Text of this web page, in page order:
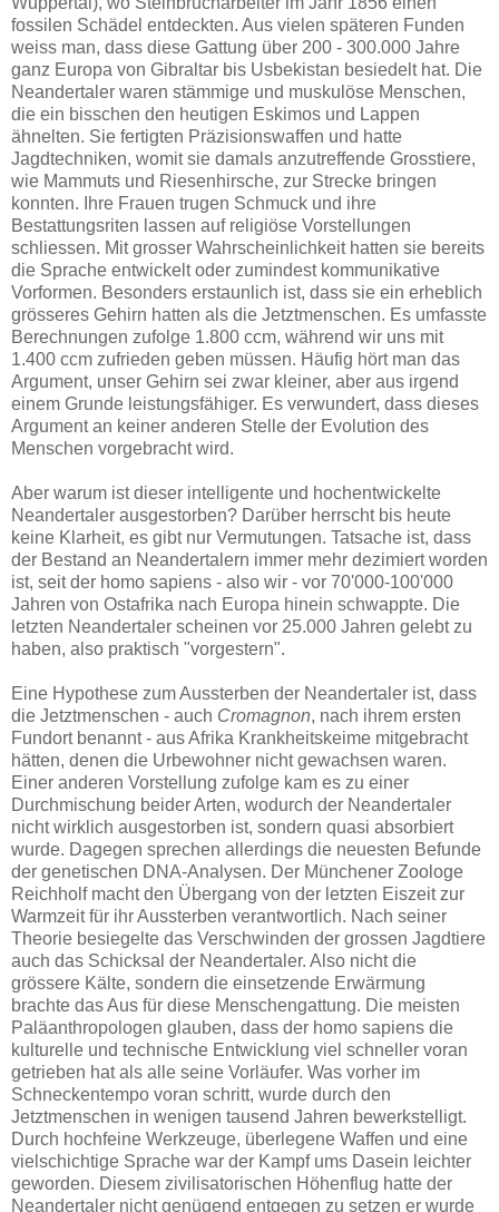
fossilen Schädel entdeckten. Aus vielen späteren Funden
weiss man, dass diese Gattung über 200 - 300.000 Jahre
ganz Europa von Gibraltar bis Usbekistan besiedelt hat. Die
Neandertaler waren stämmige und muskulöse Menschen,
die ein bisschen den heutigen Eskimos und Lappen
ähnelten. Sie fertigten Präzisionswaffen und hatte
Jagdtechniken, womit sie damals anzutreffende Grosstiere,
wie Mammuts und Riesenhirsche, zur Strecke bringen
konnten. Ihre Frauen trugen Schmuck und ihre
Bestattungsriten lassen auf religiöse Vorstellungen
schliessen. Mit grosser Wahrscheinlichkeit hatten sie bereits
die Sprache entwickelt oder zumindest kommunikative
Vorformen. Besonders erstaunlich ist, dass sie ein erheblich
grösseres Gehirn hatten als die Jetztmenschen. Es umfasste
Berechnungen zufolge 1.800 ccm, während wir uns mit
1.400 ccm zufrieden geben müssen. Häufig hört man das
Argument, unser Gehirn sei zwar kleiner, aber aus irgend
einem Grunde leistungsfähiger. Es verwundert, dass dieses
Argument an keiner anderen Stelle der Evolution des
Menschen vorgebracht wird.
Aber warum ist dieser intelligente und hochentwickelte
Neandertaler ausgestorben? Darüber herrscht bis heute
keine Klarheit, es gibt nur Vermutungen. Tatsache ist, dass
der Bestand an Neandertalern immer mehr dezimiert worden
ist, seit der homo sapiens - also wir - vor 70'000-100'000
Jahren von Ostafrika nach Europa hinein schwappte. Die
letzten Neandertaler scheinen vor 25.000 Jahren gelebt zu
haben, also praktisch "vorgestern".
Eine Hypothese zum Aussterben der Neandertaler ist, dass
die Jetztmenschen - auch Cromagnon, nach ihrem ersten
Fundort benannt - aus Afrika Krankheitskeime mitgebracht
hätten, denen die Urbewohner nicht gewachsen waren.
Einer anderen Vorstellung zufolge kam es zu einer
Durchmischung beider Arten, wodurch der Neandertaler
nicht wirklich ausgestorben ist, sondern quasi absorbiert
wurde. Dagegen sprechen allerdings die neuesten Befunde
der genetischen DNA-Analysen. Der Münchener Zoologe
Reichholf macht den Übergang von der letzten Eiszeit zur
Warmzeit für ihr Aussterben verantwortlich. Nach seiner
Theorie besiegelte das Verschwinden der grossen Jagdtiere
auch das Schicksal der Neandertaler. Also nicht die
grössere Kälte, sondern die einsetzende Erwärmung
brachte das Aus für diese Menschengattung. Die meisten
Paläanthropologen glauben, dass der homo sapiens die
kulturelle und technische Entwicklung viel schneller voran
getrieben hat als alle seine Vorläufer. Was vorher im
Schneckentempo voran schritt, wurde durch den
Jetztmenschen in wenigen tausend Jahren bewerkstelligt.
Durch hochfeine Werkzeuge, überlegene Waffen und eine
vielschichtige Sprache war der Kampf ums Dasein leichter
geworden. Diesem zivilisatorischen Höhenflug hatte der
Neandertaler nicht genügend entgegen zu setzen er wurde